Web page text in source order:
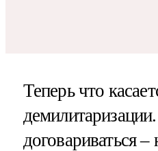
Теперь что
договариваться